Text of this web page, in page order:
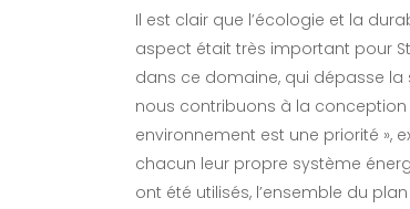
Il est clair que l’écologie et la
aspect était très important pour
dans ce domaine, qui dépasse la
nous contribuons à la conception
environnement est une priorité »,
chacun leur propre système
ont été utilisés, l’ensemble du